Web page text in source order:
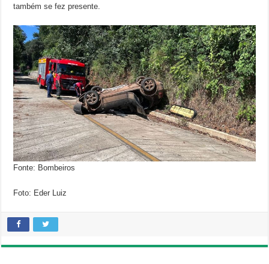
também se fez presente.
Fonte: Bombeiros
Foto: Eder Luiz